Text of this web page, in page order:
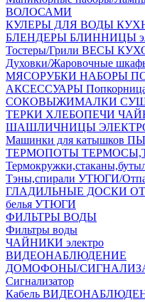
ВОЛОСАМИ
КУЛЕРЫ ДЛЯ ВОДЫ
БЛЕНДЕРЫ БЛИННИЦЫ
Тостеры/Грили ВЕСЫ
Духовки/Жаровочные
МЯСОРУБКИ НАБОРЫ
АКСЕССУАРЫ
СОКОВЫЖИМАЛКИ
ТЕРКИ ХЛЕБОПЕЧИ
ШАШЛИЧНИЦЫ
Машинки для катышков
ТЕРМОПОТЫ
Тэны,спирали УТЮГИ/
ГЛАДИЛЬНЫЕ ДОСКИ
белья УТЮГИ
ФИЛЬТРЫ ВОДЫ
Фильтры воды
ЧАЙНИКИ электро
ВИДЕОНАБЛЮДЕНИЕ
ДОМОФОНЫ/
Сигнализатор
Кабель